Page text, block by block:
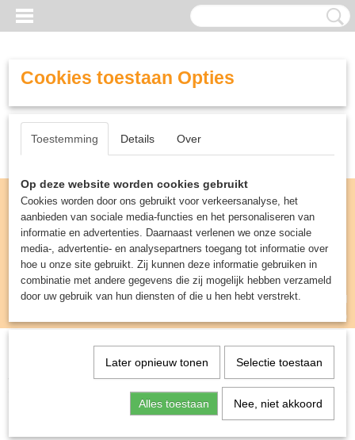
Inloggen Registreren
UW WINKELWAGEN
(0)
Spellen & Puzzels> Shit Happens 50 Shades of
Shit - Kaartspel
Cookies toestaan Opties
Toestemming Details Over
Op deze website worden cookies gebruikt
Cookies worden door ons gebruikt voor verkeersanalyse, het
aanbieden van sociale media-functies en het personaliseren van
informatie en advertenties. Daarnaast verlenen we onze sociale
media-, advertentie- en analysepartners toegang tot informatie over
hoe u onze site gebruikt. Zij kunnen deze informatie gebruiken in
combinatie met andere gegevens die zij mogelijk hebben verzameld
door uw gebruik van hun diensten of die u hen hebt verstrekt.
Later opnieuw tonen Selectie toestaan
Alles toestaan Nee, niet akkoord